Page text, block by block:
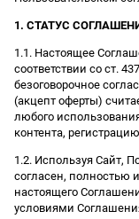
1. СТАТУС
1.1. Настоящее
соответствии со ст.
безоговорочное
(акцепт оферты)
любого
контента,
1.2. Используя Сайт,
согласен, полностью
настоящего
условиями